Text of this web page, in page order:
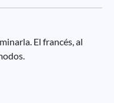
El francés, al